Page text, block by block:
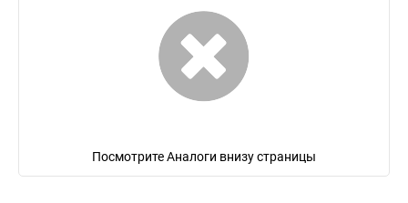
Посмотрите Аналоги внизу страницы